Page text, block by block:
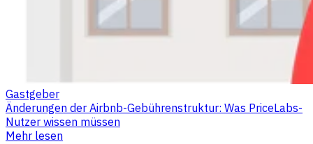
Gastgeber
Änderungen der Airbnb-Gebührenstruktur: Was PriceLabs-
Nutzer wissen müssen
Mehr lesen